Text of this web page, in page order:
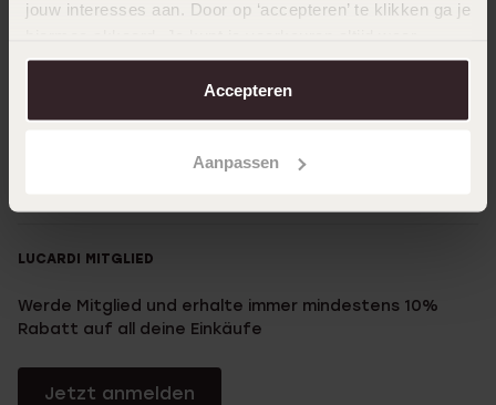
jouw interesses aan. Door op ‘accepteren’ te klikken ga je
aanpassen. Lees er meer over in onscookiebeleid.
Accepteren
Aanpassen
LUCARDI MITGLIED
Werde Mitglied und erhalte immer mindestens 10%
Rabatt auf all deine Einkäufe
Jetzt anmelden